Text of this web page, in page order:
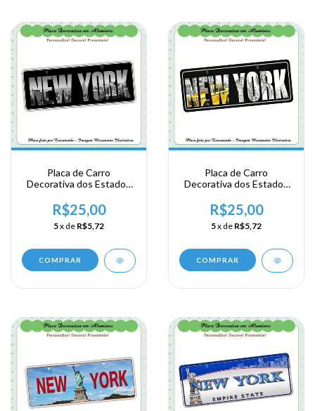
Placa de Carro
Decorativa dos Estados
New York
R$25,00
5x de R$5,72
COMPRAR
Placa de Carro
Decorativa dos Estados
New York
R$25,00
5x de R$5,72
COMPRAR